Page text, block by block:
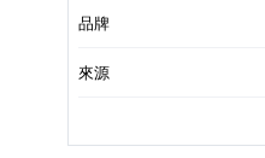
品牌
來源